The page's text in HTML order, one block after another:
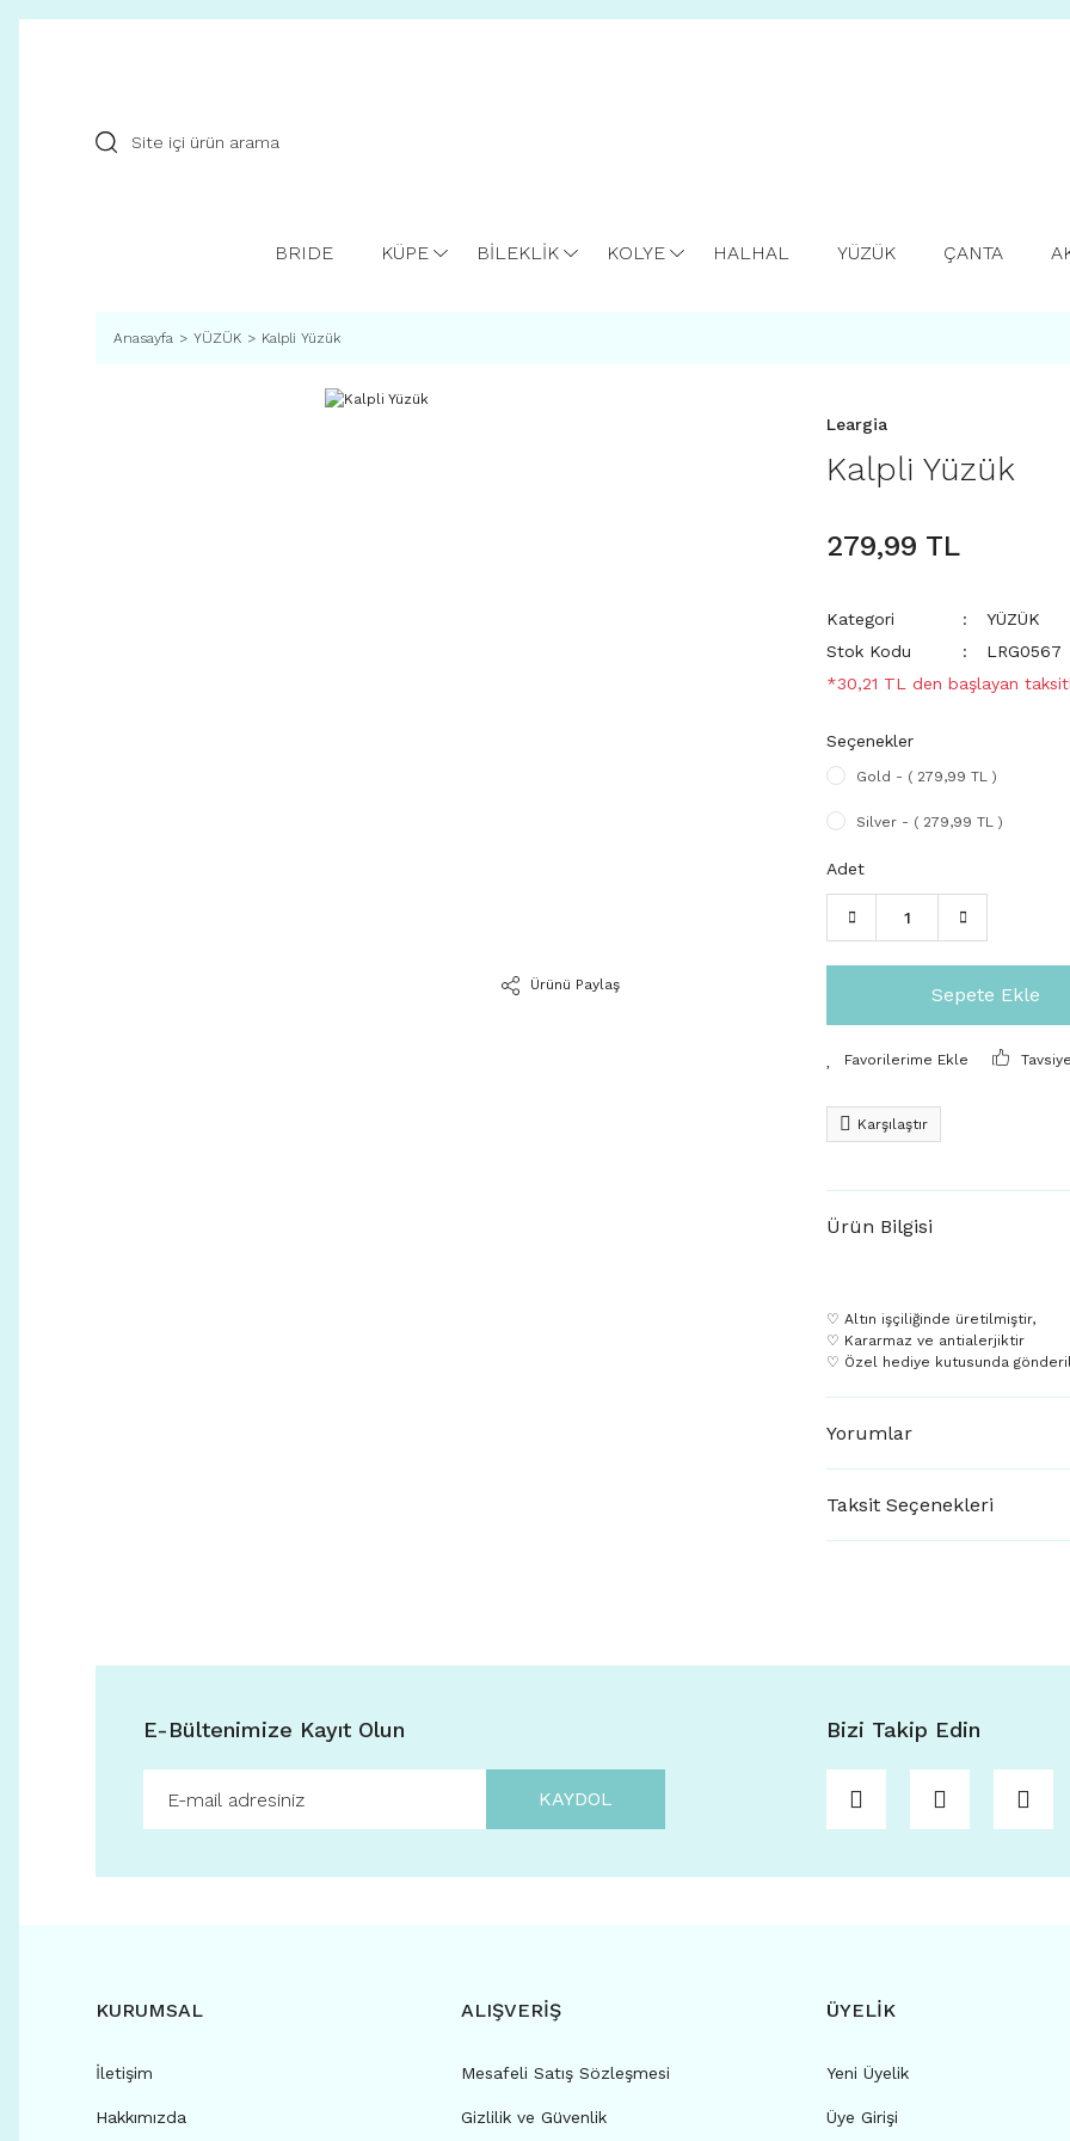
BRIDE KÜPE BİLEKLİK KOLYE HALHAL YÜZÜK ÇANTA
Anasayfa YÜZÜK Kalpli Yüzük
Ürünü Paylaş
Leargia
Kalpli Yüzük
279,99 TL
Kategori
YÜZÜK
Stok Kodu
LRG0567
*30,21 TL den başlayan
Seçenekler
Gold - ( 279,99 TL )
Silver - ( 279,99 TL )
Adet
Sepete Ekle
Karşılaştır
Ürün Bilgisi
♡ Altın işçiliğinde üretilmiştir,
♡ Kararmaz ve antialerjiktir
♡ Özel hediye kutusunda
Yorumlar
Taksit Seçenekleri
E-Bültenimize Kayıt Olun
KAYDOL
Bizi Takip Edin
KURUMSAL
İletişim
Hakkımızda
ALIŞVERİŞ
Mesafeli Satış Sözleşmesi
Gizlilik ve Güvenlik
ÜYELİK
Yeni Üyelik
Üye Girişi